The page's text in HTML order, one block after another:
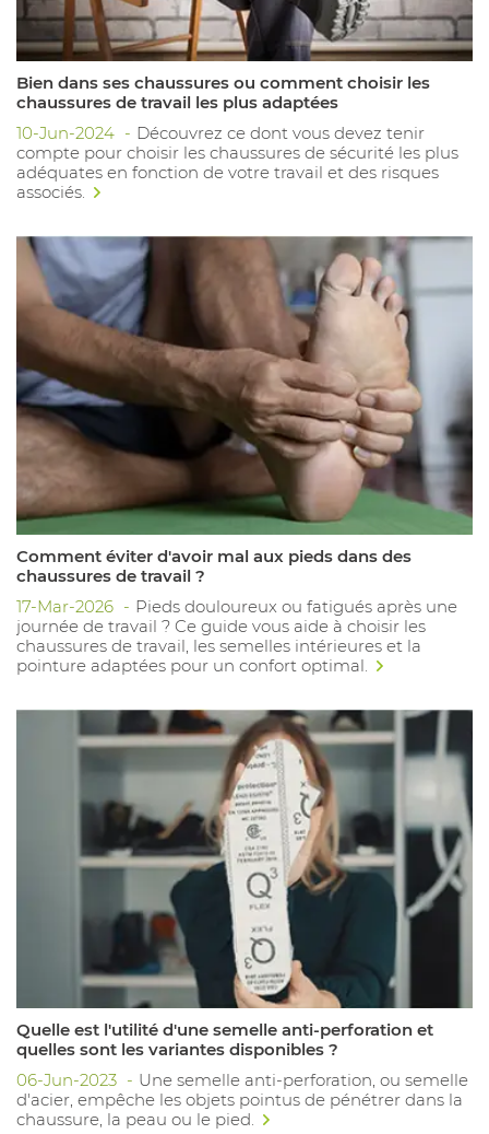
Bien dans ses chaussures ou comment choisir les
chaussures de travail les plus adaptées
10-Jun-2024
Découvrez ce dont vous devez tenir
compte pour choisir les chaussures de sécurité les plus
adéquates en fonction de votre travail et des risques
associés.
Comment éviter d'avoir mal aux pieds dans des
chaussures de travail ?
17-Mar-2026
Pieds douloureux ou fatigués après une
journée de travail ? Ce guide vous aide à choisir les
chaussures de travail, les semelles intérieures et la
pointure adaptées pour un confort optimal.
Quelle est l'utilité d'une semelle anti-perforation et
quelles sont les variantes disponibles ?
06-Jun-2023
Une semelle anti-perforation, ou semelle
d'acier, empêche les objets pointus de pénétrer dans la
chaussure, la peau ou le pied.